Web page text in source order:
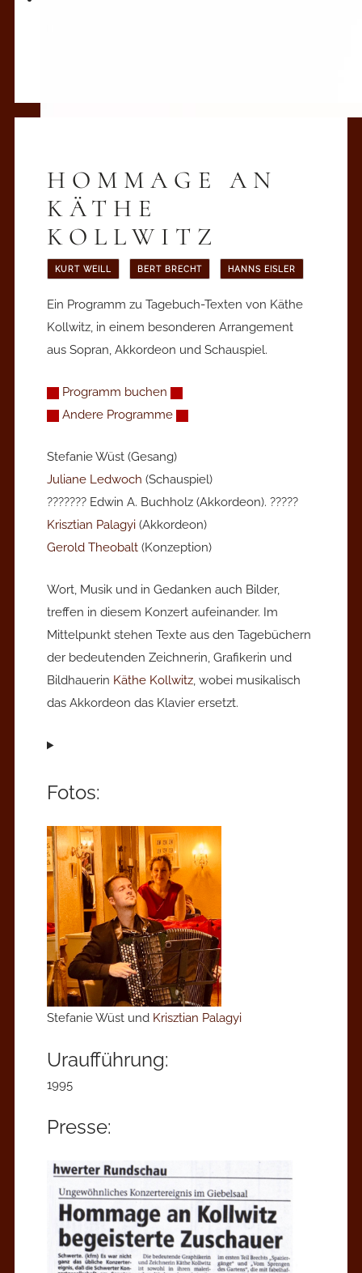
HOMMAGE AN
KÄTHE
KOLLWITZ
KURT WEILL BERT BRECHT HANNS EISLER
Ein Programm zu Tagebuch-Texten von Käthe
Kollwitz, in einem besonderen Arrangement
aus Sopran, Akkordeon und Schauspiel.
Programm buchen
Andere Programme
Stefanie Wüst (Gesang)
Juliane Ledwoch (Schauspiel)
??????? Edwin A. Buchholz (Akkordeon). ?????
Krisztian Palagyi (Akkordeon)
Gerold Theobalt (Konzeption)
Wort, Musik und in Gedanken auch Bilder,
treffen in diesem Konzert aufeinander. Im
Mittelpunkt stehen Texte aus den Tagebüchern
der bedeutenden Zeichnerin, Grafikerin und
Bildhauerin Käthe Kollwitz, wobei musikalisch
das Akkordeon das Klavier ersetzt.
Fotos:
Stefanie Wüst und Krisztian Palagyi
Uraufführung:
1995
Presse: